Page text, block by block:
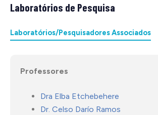
Laboratórios de Pesquisa
Laboratórios/Pesquisadores Associados
Professores
Dra Elba Etchebehere
Dr. Celso Darío Ramos